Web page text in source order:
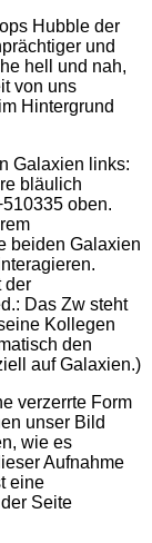
Hubble der
und
hell und nah,
von uns
Hintergrund
Galaxien links:
bläulich
oben.
beiden Galaxien
der
Das Zw steht
Kollegen
den
auf Galaxien.)
verzerrte Form
unser Bild
wie es
Aufnahme
eine
Seite